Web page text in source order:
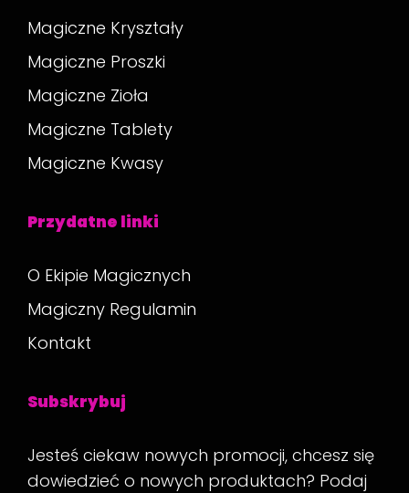
Magiczne Kryształy
Magiczne Proszki
Magiczne Zioła
Magiczne Tablety
Magiczne Kwasy
Przydatne linki
O Ekipie Magicznych
Magiczny Regulamin
Kontakt
Subskrybuj
Jesteś ciekaw nowych promocji, chcesz się
dowiedzieć o nowych produktach? Podaj